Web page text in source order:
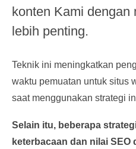
konten Kami dengan
lebih penting.
Teknik ini meningkatkan
waktu pemuatan untuk situs
saat menggunakan strategi
Selain itu, beberapa
keterbacaan dan nilai